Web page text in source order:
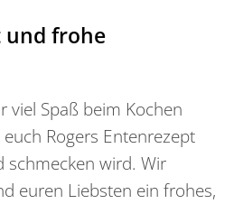
und frohe
viel Spaß beim Kochen
Rogers Entenrezept
schmecken wird. Wir
euren Liebsten ein frohes,